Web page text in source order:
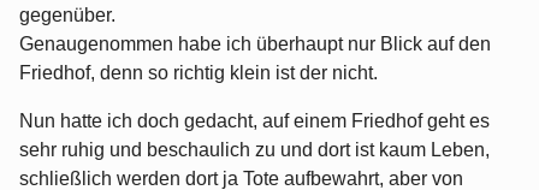
gegenüber.
Genaugenommen habe ich überhaupt nur Blick auf den
Friedhof, denn so richtig klein ist der nicht.
Nun hatte ich doch gedacht, auf einem Friedhof geht es
sehr ruhig und beschaulich zu und dort ist kaum Leben,
schließlich werden dort ja Tote aufbewahrt, aber von